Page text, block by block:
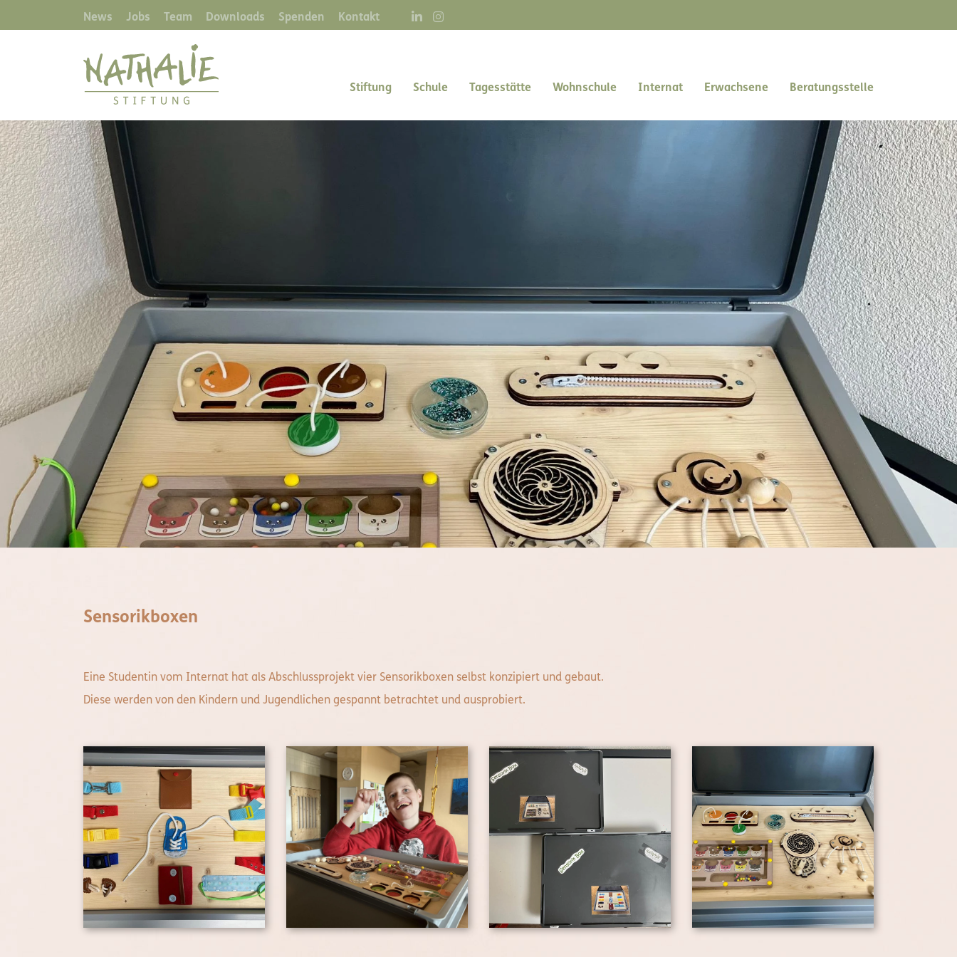
zum
News Jobs Team Downloads Spenden Kontakt
Main navigation right
Stiftung Schule Tagesstätte Wohnschule Internat Erwachsene Beratungsstelle
Sensorikboxen
Eine Studentin vom Internat hat als Abschlussprojekt vier Sensorikboxen selbst konzipiert und gebaut.
Diese werden von den Kindern und Jugendlichen gespannt betrachtet und ausprobiert.